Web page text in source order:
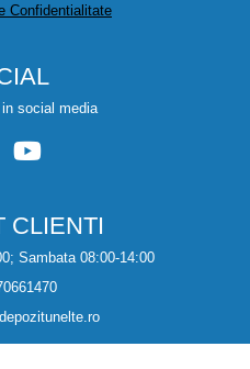
Confidentialitate
social media
CLIENTI
Sambata 08:00-14:00